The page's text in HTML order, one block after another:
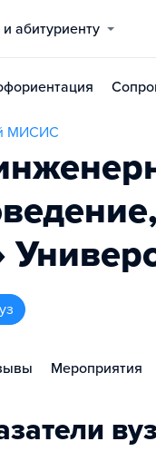
и абитуриенту
МИСИС
Мероприятия